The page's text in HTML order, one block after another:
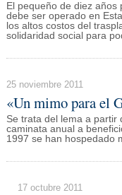
El pequeño de diez
debe ser operado en
los altos costos del
solidaridad social para
25 noviembre 2011
«Un mimo para el
Se trata del lema a partir
caminata anual a
1997 se han hospedado
17 octubre 2011